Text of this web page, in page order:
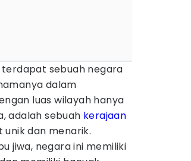
sebuah negara
dalam
luas wilayah hanya
adalah sebuah kerajaan
dan menarik.
jiwa, negara ini memiliki